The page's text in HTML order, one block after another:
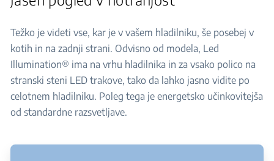
Težko je videti vse, kar je v vašem hladilniku, še posebej v
kotih in na zadnji strani. Odvisno od modela, Led
Illumination® ima na vrhu hladilnika in za vsako polico na
stranski steni LED trakove, tako da lahko jasno vidite po
celotnem hladilniku. Poleg tega je energetsko učinkovitejša
od standardne razsvetljave.